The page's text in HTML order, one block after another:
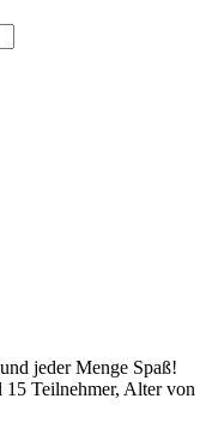
jeder Menge Spaß!
15 Teilnehmer, Alter von